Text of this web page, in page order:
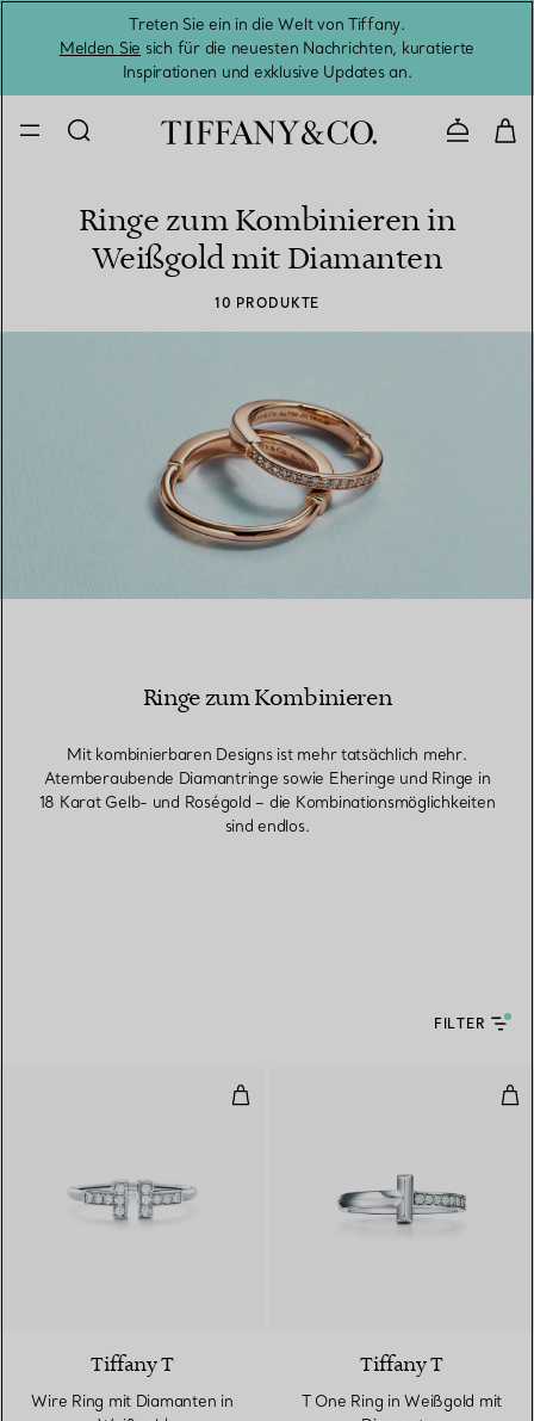
Treten Sie ein in die Welt von Tiffany.
Melden Sie sich für die neuesten Nachrichten, kuratierte
Inspirationen und exklusive Updates an.
Ringe zum Kombinieren in
Weißgold mit Diamanten
10 PRODUKTE
Ringe zum Kombinieren
Mit kombinierbaren Designs ist mehr tatsächlich mehr.
Atemberaubende Diamantringe sowie Eheringe und Ringe in
18 Karat Gelb- und Roségold – die Kombinationsmöglichkeiten
sind endlos.
FILTER
Wire Ring mit Diamanten in
Tiffany T
Wire Ring mit Diamanten in
T
Tiffany T
T One Ring in Weißgold mit